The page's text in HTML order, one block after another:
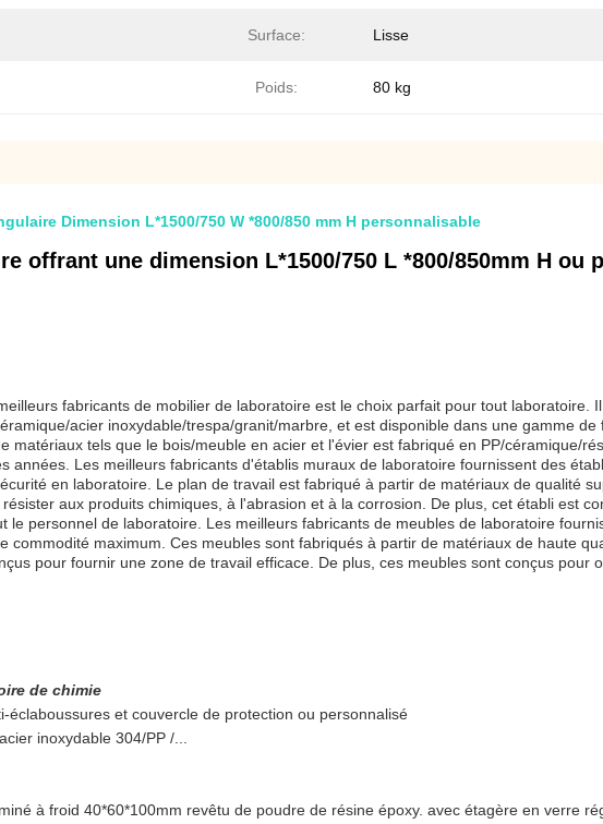
Surface: Lisse
Poids: 80 kg
Dimension L*1500/750 W *800/850 mm H personnalisable
offrant une dimension L*1500/750 L *800/850mm H ou
fabricants de mobilier de laboratoire est le choix parfait pour tout laboratoire.
acier inoxydable/trespa/granit/marbre, et est disponible dans une gamme
matériaux tels que le bois/meuble en acier et l'évier est fabriqué en PP/céramique/
années. Les meilleurs fabricants d'établis muraux de laboratoire fournissent des
en laboratoire. Le plan de travail est fabriqué à partir de matériaux de qualité
aux produits chimiques, à l'abrasion et à la corrosion. De plus, cet établi est
le personnel de laboratoire. Les meilleurs fabricants de meubles de laboratoire
commodité maximum. Ces meubles sont fabriqués à partir de matériaux de haute
pour fournir une zone de travail efficace. De plus, ces meubles sont conçus pour
de chimie
éclaboussures et couvercle de protection ou personnalisé
inoxydable 304/PP /...
à froid 40*60*100mm revêtu de poudre de résine époxy. avec étagère en verre